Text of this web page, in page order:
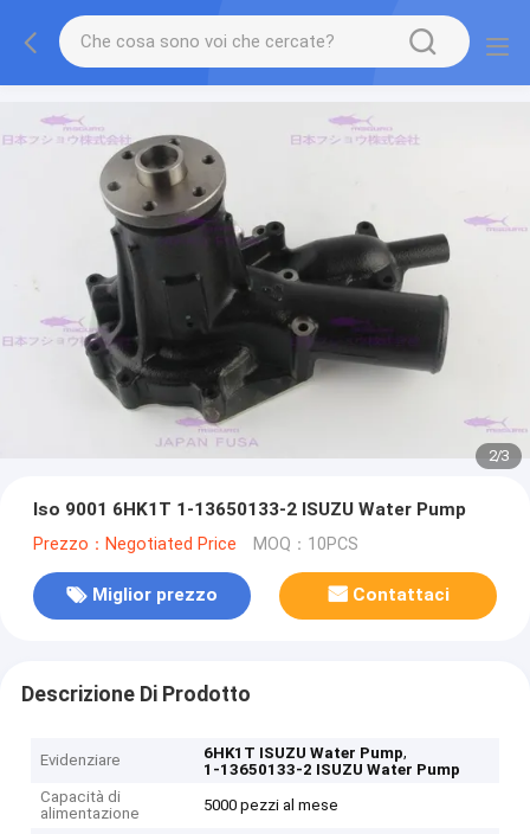
2/3
Iso 9001 6HK1T 1-13650133-2 ISUZU Water Pump
Prezzo：Negotiated Price MOQ：10PCS
Miglior prezzo Contattaci
Descrizione Di Prodotto
Evidenziare 6HK1T ISUZU Water Pump,
1-13650133-2 ISUZU Water Pump
Capacità di
alimentazione
5000 pezzi al mese